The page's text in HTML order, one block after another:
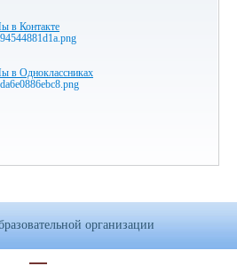
в Контакте
в Одноклассниках
организации